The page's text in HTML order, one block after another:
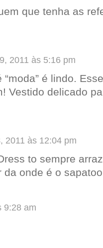
que tenha as
2011 às 5:16 pm
“moda” é lindo.
Vestido delicado
2011 às 12:04 pm
to sempre
da onde é o
9:28 am